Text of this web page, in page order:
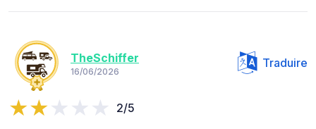
TheSchiffer
16/06/2026
Traduire
2/5